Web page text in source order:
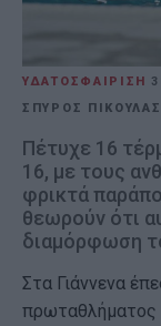
ΥΔΑΤΟΣΦΑΙΡΙΣΗ
ΣΠΥΡΟΣ ΠΙΚΟΥΛΑΣ
Πέτυχε 16
16, με τους
φρικτά
θεωρούν ότι
διαμόρφωση
Στα Γιάννενα
πρωταθλήματος